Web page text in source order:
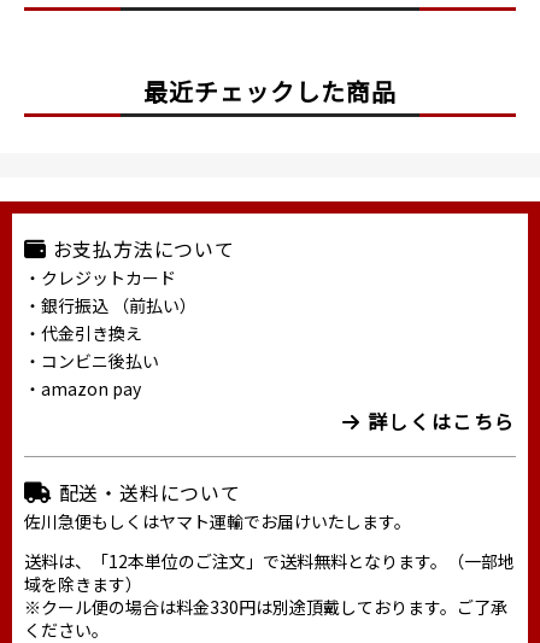
最近チェックした商品
お支払方法について
・クレジットカード
・銀行振込 （前払い）
・代金引き換え
・コンビニ後払い
・amazon pay
詳しくはこちら
配送・送料について
佐川急便もしくはヤマト運輸でお届けいたします。
送料は、「12本単位のご注文」で送料無料となります。（一部地
域を除きます）
※クール便の場合は料金330円は別途頂戴しております。ご了承
ください。